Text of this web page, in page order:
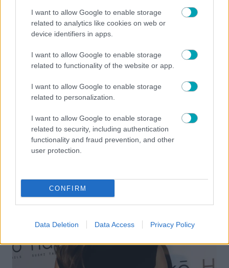
I want to allow Google to enable storage
related to analytics like cookies on web or
device identifiers in apps.
I want to allow Google to enable storage
related to functionality of the website or app.
I want to allow Google to enable storage
related to personalization.
I want to allow Google to enable storage
related to security, including authentication
functionality and fraud prevention, and other
user protection.
CONFIRM
Data Deletion Data Access Privacy Policy
NEWS,ΚΟΙΝΩΝΙΑ
Λυκαβηττός: Λύθηκε το μυστήριο με την σορό στη
σπηλιά – Τι έδειξε η ιατροδικαστική εξέταση